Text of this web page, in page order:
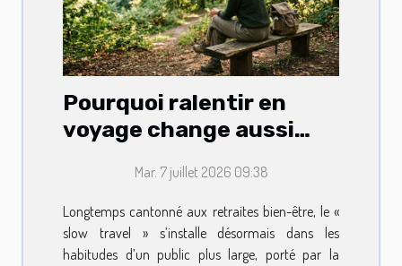
Pourquoi ralentir en
voyage change aussi
Mar. 7 juillet 2026 09:38
Longtemps cantonné aux retraites bien-être, le «
slow travel » s’installe désormais dans les
habitudes d’un public plus large, porté par la